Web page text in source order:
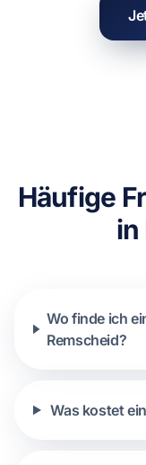
Häufige
in
Wo finde ich
Remscheid?
Was kostet